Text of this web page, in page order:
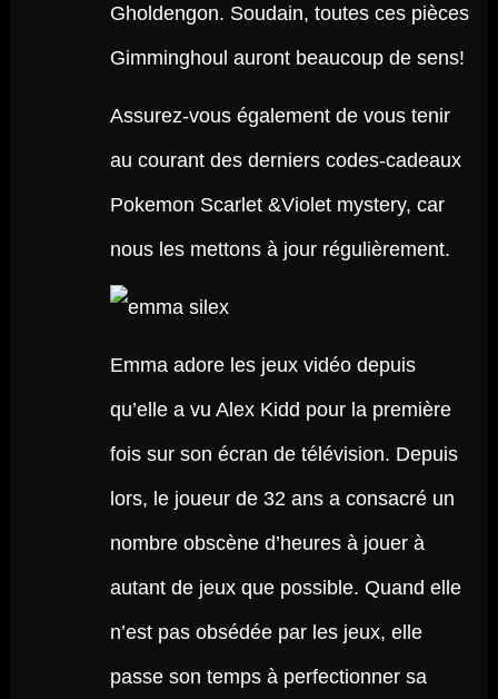
Gholdengon. Soudain, toutes ces pièces
Gimminghoul auront beaucoup de sens!
Assurez-vous également de vous tenir
au courant des derniers codes-cadeaux
Pokemon Scarlet &Violet mystery, car
nous les mettons à jour régulièrement.
Emma adore les jeux vidéo depuis
qu’elle a vu Alex Kidd pour la première
fois sur son écran de télévision. Depuis
lors, le joueur de 32 ans a consacré un
nombre obscène d’heures à jouer à
autant de jeux que possible. Quand elle
n’est pas obsédée par les jeux, elle
passe son temps à perfectionner sa